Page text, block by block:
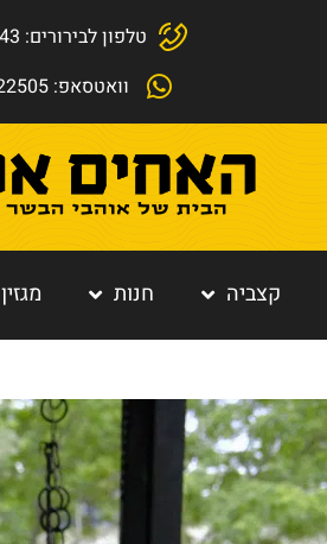
טלפון לבירורים: 03-6878643
וואטסאפ: 050-5222505
קצביה חנות מגזין